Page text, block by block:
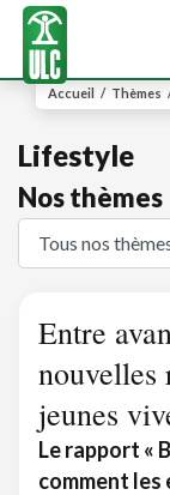
Accueil / Thèmes
Lifestyle
Nos thèmes
Entre
nouvelles
jeunes
Le rapport «
comment